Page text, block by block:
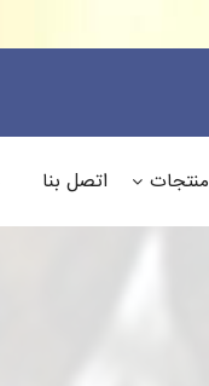
منتجات اتصل بنا